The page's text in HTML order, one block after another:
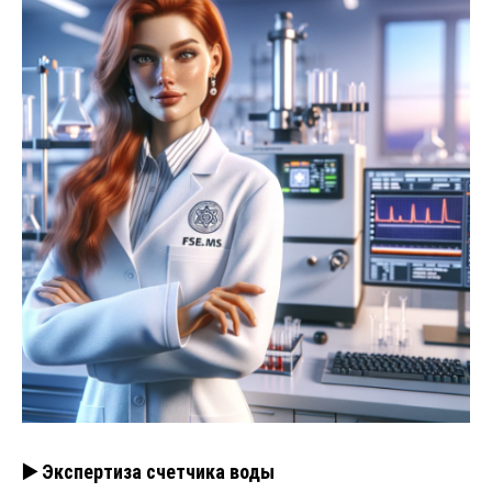
▶️ Экспертиза счетчика воды